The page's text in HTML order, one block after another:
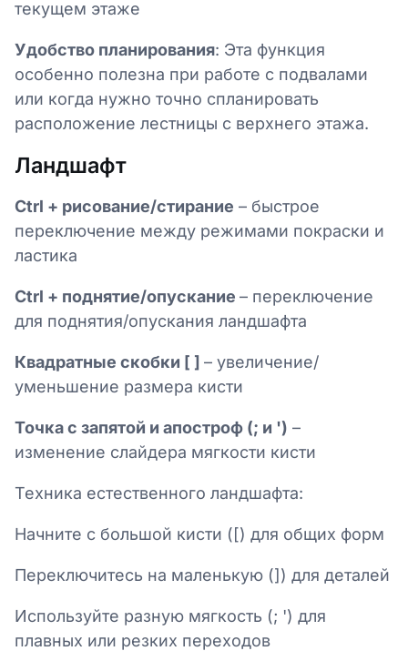
текущем этаже
Удобство планирования: Эта функция
особенно полезна при работе с подвалами
или когда нужно точно спланировать
расположение лестницы с верхнего этажа.
Ландшафт
Ctrl + рисование/стирание – быстрое
переключение между режимами покраски и
ластика
Ctrl + поднятие/опускание – переключение
для поднятия/опускания ландшафта
Квадратные скобки [ ] – увеличение/
уменьшение размера кисти
Точка с запятой и апостроф (; и ') –
изменение слайдера мягкости кисти
Техника естественного ландшафта:
Начните с большой кисти ([) для общих форм
Переключитесь на маленькую (]) для деталей
Используйте разную мягкость (; ') для
плавных или резких переходов